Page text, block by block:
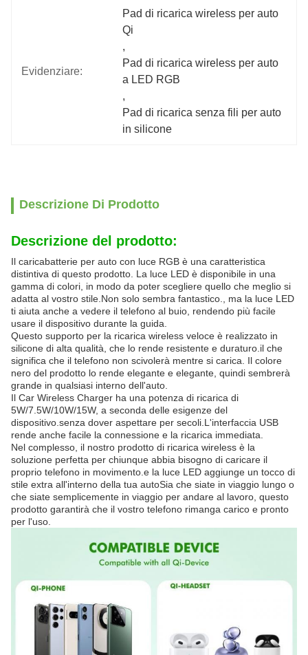
Evidenziare:
Pad di ricarica wireless per auto
Qi
,
Pad di ricarica wireless per auto
a LED RGB
,
Pad di ricarica senza fili per auto
in silicone
Descrizione Di Prodotto
Descrizione del prodotto:
Il caricabatterie per auto con luce RGB è una caratteristica
distintiva di questo prodotto. La luce LED è disponibile in una
gamma di colori, in modo da poter scegliere quello che meglio si
adatta al vostro stile.Non solo sembra fantastico., ma la luce LED
ti aiuta anche a vedere il telefono al buio, rendendo più facile
usare il dispositivo durante la guida.
Questo supporto per la ricarica wireless veloce è realizzato in
silicone di alta qualità, che lo rende resistente e duraturo.il che
significa che il telefono non scivolerà mentre si carica. Il colore
nero del prodotto lo rende elegante e elegante, quindi sembrerà
grande in qualsiasi interno dell'auto.
Il Car Wireless Charger ha una potenza di ricarica di
5W/7.5W/10W/15W, a seconda delle esigenze del
dispositivo.senza dover aspettare per secoli.L'interfaccia USB
rende anche facile la connessione e la ricarica immediata.
Nel complesso, il nostro prodotto di ricarica wireless è la
soluzione perfetta per chiunque abbia bisogno di caricare il
proprio telefono in movimento.e la luce LED aggiunge un tocco di
stile extra all'interno della tua autoSia che siate in viaggio lungo o
che siate semplicemente in viaggio per andare al lavoro, questo
prodotto garantirà che il vostro telefono rimanga carico e pronto
per l'uso.